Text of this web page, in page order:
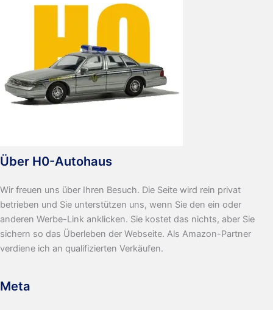
Über H0-Autohaus
Wir freuen uns über Ihren Besuch. Die Seite wird rein privat
betrieben und Sie unterstützen uns, wenn Sie den ein oder
anderen Werbe-Link anklicken. Sie kostet das nichts, aber Sie
sichern so das Überleben der Webseite. Als Amazon-Partner
verdiene ich an qualifizierten Verkäufen.
Meta